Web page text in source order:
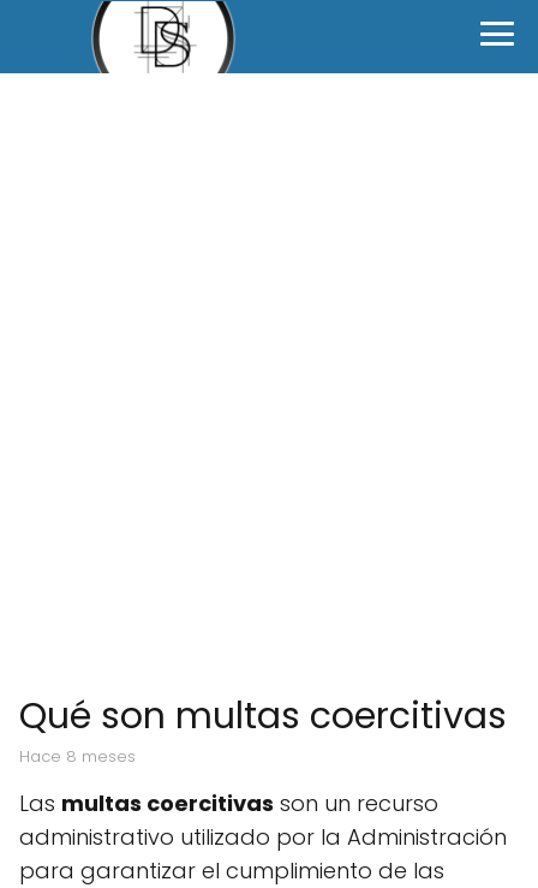
Qué son multas coercitivas
hace 8 meses
Las multas coercitivas son un recurso
administrativo utilizado por la Administración
para garantizar el cumplimiento de las